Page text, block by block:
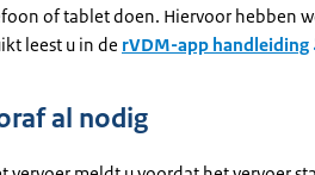
of tablet doen. Hiervoor hebben
leest u in de rVDM-app handleiding
al nodig